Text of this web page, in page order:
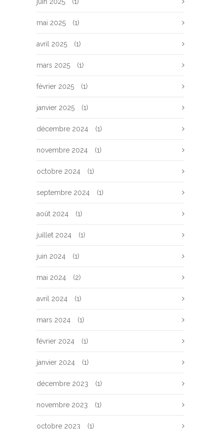
mai 2025 (1)
avril 2025 (1)
mars 2025 (1)
février 2025 (1)
janvier 2025 (1)
décembre 2024 (1)
novembre 2024 (1)
octobre 2024 (1)
septembre 2024 (1)
août 2024 (1)
juillet 2024 (1)
juin 2024 (1)
mai 2024 (2)
avril 2024 (1)
mars 2024 (1)
février 2024 (1)
janvier 2024 (1)
décembre 2023 (1)
novembre 2023 (1)
octobre 2023 (1)